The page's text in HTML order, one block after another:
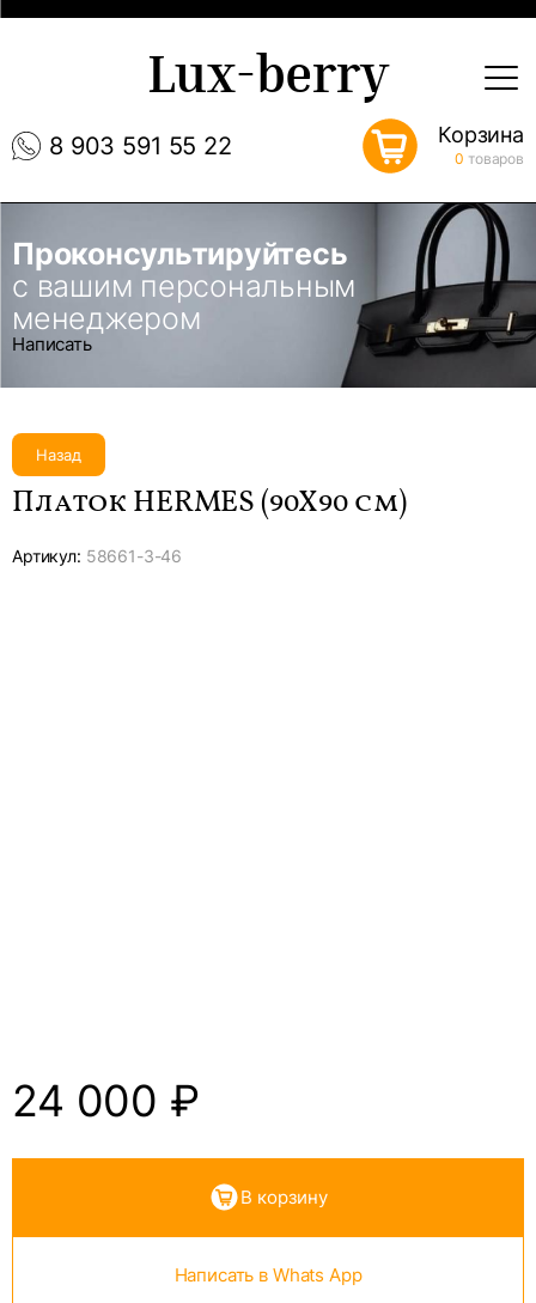
8 903 591 55 22
Lux-berry
Корзина
0 товаров
Проконсультируйтесь
с вашим персональным
менеджером
Написать
Назад
Платок HERMES (90Х90 см)
Артикул: 58661-3-46
24 000 ₽
В корзину
Написать в Whats App